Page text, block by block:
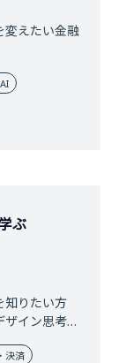
変えたい金融
ぶ
知りたい方
イン思考を
決済